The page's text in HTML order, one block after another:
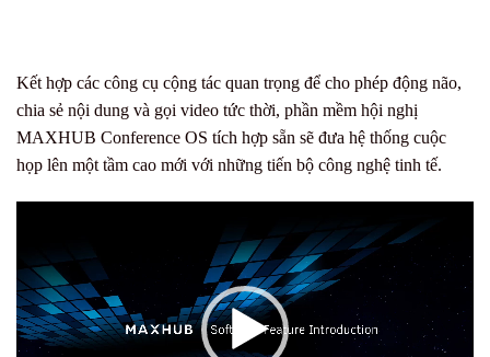
Kết hợp các công cụ cộng tác quan trọng để cho phép động não,
chia sẻ nội dung và gọi video tức thời, phần mềm hội nghị
MAXHUB Conference OS tích hợp sẵn sẽ đưa hệ thống cuộc
họp lên một tầm cao mới với những tiến bộ công nghệ tinh tế.
Video